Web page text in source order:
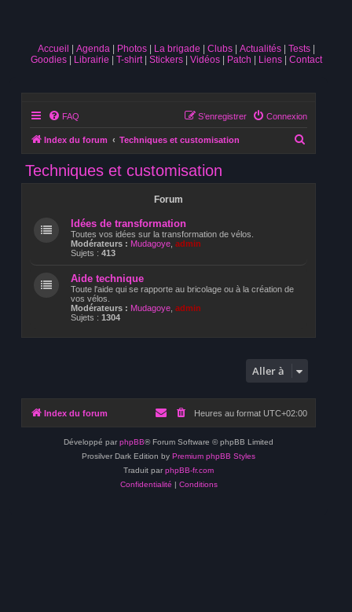
Accueil Agenda Photos La brigade Clubs Actualités
Tests
Goodies
Librairie T-shirt Stickers Vidéos Patch Liens Contact
FAQ Connexion
S’enregistrer
Index du forum Techniques et customisation
Techniques et customisation
Forum
Idées de transformation
Toutes vos idées sur la transformation de vélos.
Modérateurs : Mudagoye admin
Sujets : 413
Aide technique
Toute l'aide qui se rapporte au bricolage ou à la création de
vos vélos.
Modérateurs : Mudagoye admin
Sujets : 1304
Aller à
Index du forum Heures au format UTC+02:00
Développé par phpBB® Forum Software © phpBB Limited
Prosilver Dark Edition by Premium phpBB Styles
Traduit par phpBB-fr.com
Confidentialité | Conditions